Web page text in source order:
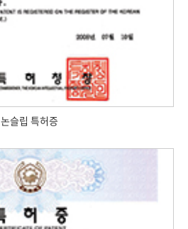
논슬립 특허증